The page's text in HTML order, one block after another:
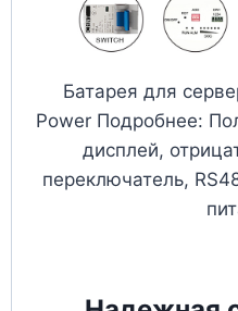
Батарея для
Power Подробнее:
дисплей,
переключатель,